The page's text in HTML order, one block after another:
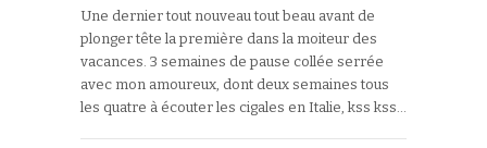
Une dernier tout nouveau tout beau avant de
plonger tête la première dans la moiteur des
vacances. 3 semaines de pause collée serrée
avec mon amoureux, dont deux semaines tous
les quatre à écouter les cigales en Italie, kss kss…